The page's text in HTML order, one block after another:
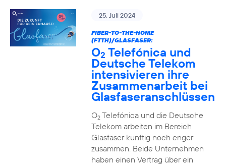
25. Juli 2024
FIBER-TO-THE-HOME
(FTTH)/GLASFASER:
O2 Telefónica und
Deutsche Telekom
intensivieren ihre
Zusammenarbeit bei
Glasfaseranschlüssen
O2Telefónica und die Deutsche
Telekom arbeiten im Bereich
Glasfaser künftig noch enger
zusammen. Beide Unternehmen
haben einen Vertrag über ein